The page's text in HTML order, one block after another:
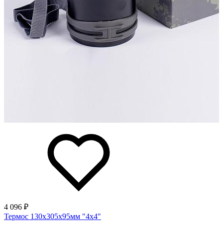
4 096 ₽
Термос 130х305х95мм "4х4"